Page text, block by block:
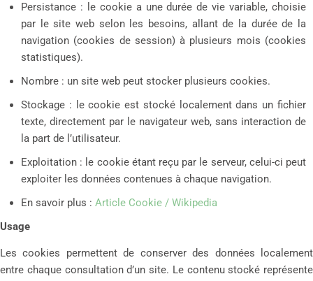
Persistance : le cookie a une durée de vie variable, choisie
par le site web selon les besoins, allant de la durée de la
navigation (cookies de session) à plusieurs mois (cookies
statistiques).
Nombre : un site web peut stocker plusieurs cookies.
Stockage : le cookie est stocké localement dans un fichier
texte, directement par le navigateur web, sans interaction de
la part de l’utilisateur.
Exploitation : le cookie étant reçu par le serveur, celui-ci peut
exploiter les données contenues à chaque navigation.
En savoir plus : Article Cookie / Wikipedia
Usage
Les cookies permettent de conserver des données localement
entre chaque consultation d’un site. Le contenu stocké représente